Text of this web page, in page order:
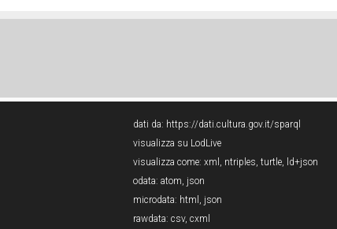
dati da: https://dati.cultura.gov.it/sparql
visualizza su LodLive
visualizza come: xml , ntriples, turtle, ld+json
odata: atom, json
microdata: html , json
rawdata: csv, cxml